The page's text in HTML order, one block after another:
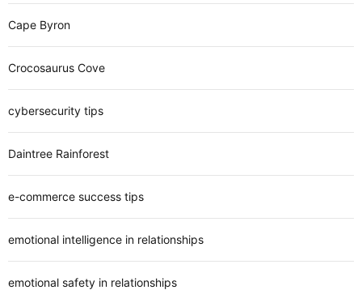
Cape Byron
Crocosaurus Cove
cybersecurity tips
Daintree Rainforest
e-commerce success tips
emotional intelligence in relationships
emotional safety in relationships